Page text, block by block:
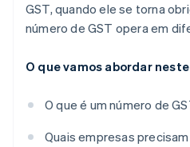
GST, quando ele se torna
número de GST opera em
O que vamos abordar
O que é um número de
Quais empresas